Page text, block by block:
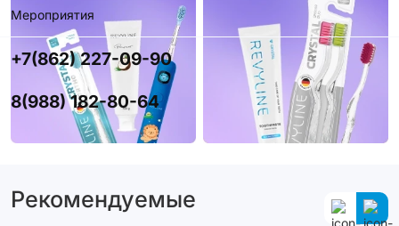
Мероприятия
+7(862) 227-09-90
8(988) 182-80-64
Рекомендуемые